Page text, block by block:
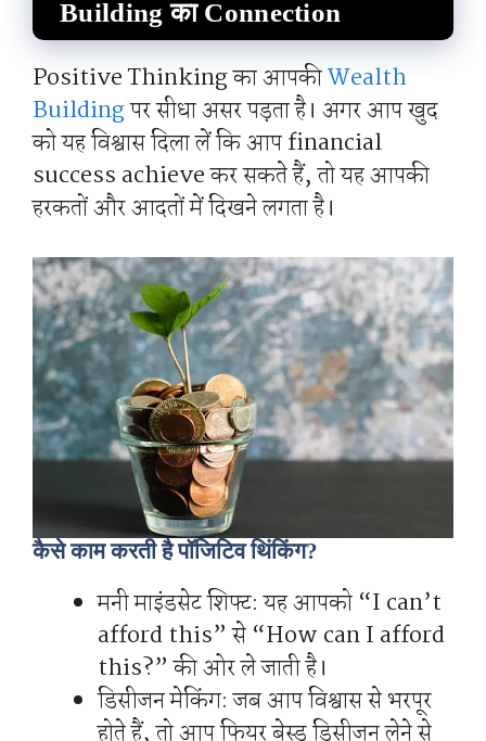
Building का Connection
Positive Thinking का आपकीWealth
Buildingपर सीधा असर पड़ता है। अगर आप खुद
को यह विश्वास दिला लें कि आप financial
success achieve कर सकते हैं, तो यह आपकी
हरकतों और आदतों में दिखने लगता है।
कैसे काम करती है पॉजिटिव थिंकिंग?
मनी माइंडसेट शिफ्ट: यह आपको “I can’t
afford this” से “How can I afford
this?” की ओर ले जाती है।
डिसीजन मेकिंग: जब आप विश्वास से भरपूर